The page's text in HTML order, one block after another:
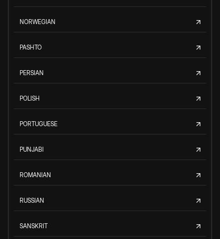
NORWEGIAN
PASHTO
PERSIAN
POLISH
PORTUGUESE
PUNJABI
ROMANIAN
RUSSIAN
SANSKRIT